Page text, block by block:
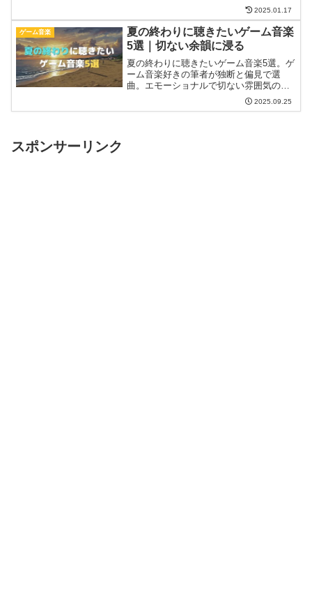
2025.01.17
ゲーム音楽
夏の終わりに聴きたいゲーム音楽
5選｜切ない余韻に浸る
夏の終わりに聴きたいゲーム音楽5選。ゲ
ーム音楽好きの筆者が独断と偏見で選
曲。エモーショナルで切ない雰囲気の楽
曲が織りなす、夏の余韻を味わえる楽曲
2025.09.25
スポンサーリンク